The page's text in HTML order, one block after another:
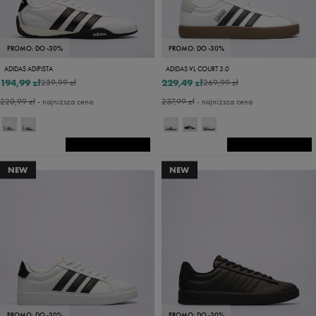
PROMO: DO -30%
ADIDAS ADIPISTA
259,99 zł
194,99 zł
220,99 zł- najniższa cena
PROMO: DO -30%
ADIDAS VL COURT 3.0
269,99 zł
229,49 zł
237,99 zł- najniższa cena
NEW NEW